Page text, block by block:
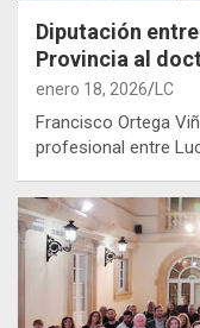
Diputación
Provincia al
enero 18, 2026 LC
Francisco Ortega
profesional entre